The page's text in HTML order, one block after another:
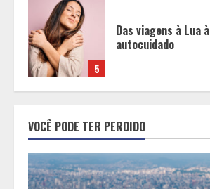
1
Estadual da
com especialistas
2
brasileiras que
movimento
VOCÊ PODE TER PERDIDO